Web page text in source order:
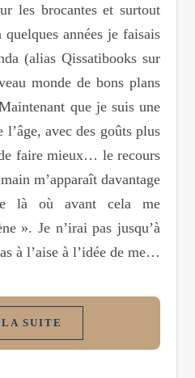
les brocantes et surtout
années je faisais
(alias Qissatibooks sur
monde de bons plans
que je suis une
avec des goûts plus
faire mieux… le recours
m’apparaît davantage
là où avant cela me
». Je n’irai pas jusqu’à
à l’aise à l’idée de me…
SUITE